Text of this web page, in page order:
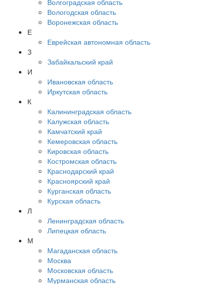
Волгоградская область
Вологодская область
Воронежская область
Е
Еврейская автономная область
З
Забайкальский край
И
Ивановская область
Иркутская область
К
Калининградская область
Калужская область
Камчатский край
Кемеровская область
Кировская область
Костромская область
Краснодарский край
Красноярский край
Курганская область
Курская область
Л
Ленинградская область
Липецкая область
М
Магаданская область
Москва
Московская область
Мурманская область